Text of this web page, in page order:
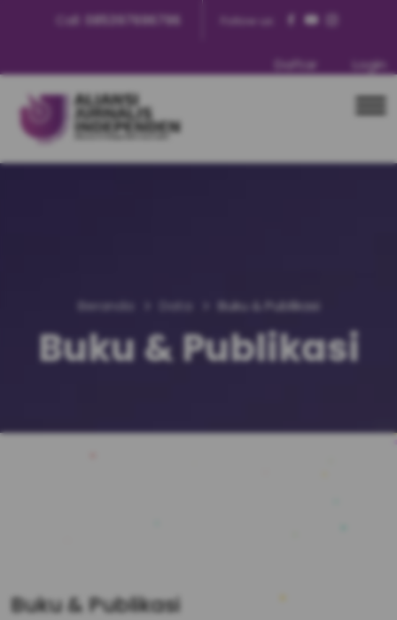
Call: 085397696796 Follow us:
Daftar Login
Beranda Data Buku & Publikasi
Buku & Publikasi
Buku & Publikasi